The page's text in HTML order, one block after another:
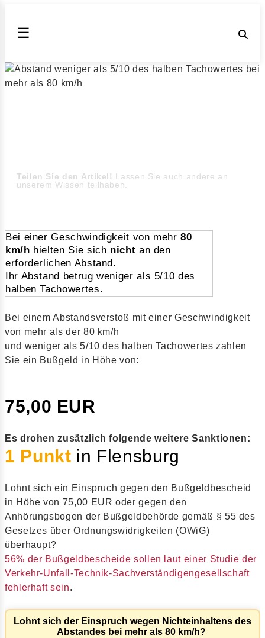
☰
Teilen Sie den Artikel! Lassen Sie auch andere an
unserem Wissen teilhaben.
Bei einer Geschwindigkeit von mehr80
km/h hielten Sie sich nicht an den
erforderlichen Abstand.
Ihr Abstand betrug weniger als 5/10 des
halben Tachowertes.
Bei einem Abstandsverstoß mit einer Geschwindigkeit
von mehr als der 80 km/h
und weniger als 5/10 des halben Tachowertes zahlen
Sie ein Bußgeld in Höhe von:
75,00 EUR
Es drohen zusätzlich folgende weitere Sanktionen:
1 Punkt in Flensburg
Lohnt sich ein Einspruch gegen den Bußgeldbescheid
in Höhe von 75,00 EUR oder gegen den
Anhörungsbogen der Bußgeldbehörde gemäß § 55 des
Gesetzes über Ordnungswidrigkeiten (OWiG)
überhaupt?
56% der Bußgeldbescheide sollen laut einer Studie der
Verkehr-Unfall-Technik-Sachverständigengesellschaft
fehlerhaft sein.
Lohnt sich der Einspruch wegen Nichteinhaltens des
Abstandes bei mehr als 80 km/h?